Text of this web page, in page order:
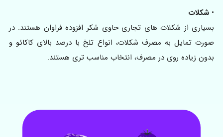
• شکلات‌
بسیاری از شکلات‌ های تجاری حاوی شکر افزوده فراوان هستند. در
صورت تمایل به مصرف شکلات، انواع تلخ با درصد بالای کاکائو و
بدون زیاده‌ روی در مصرف، انتخاب مناسب‌ تری هستند.